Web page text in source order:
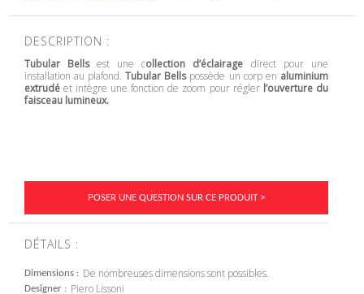
DESCRIPTION :
Tubular Bellsest une collection d’éclairage direct pour une
installation au plafond.Tubular Bellspossède un corp en aluminium
extrudé et intègre une fonction de zoom pour régler l’ouverture du
faisceau lumineux.
POSER UNE QUESTION SUR CE PRODUIT >
DÉTAILS :
Dimensions De nombreuses dimensions sont possibles.
Designer Piero Lissoni